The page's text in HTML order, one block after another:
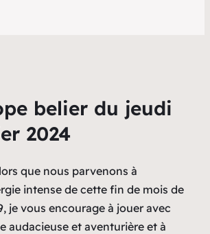
belier du jeudi
2024
que nous parvenons à
intense de cette fin de mois de
je vous encourage à jouer avec
audacieuse et aventurière et à